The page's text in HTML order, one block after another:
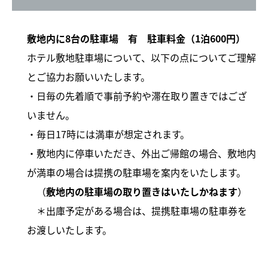
敷地内に8台の駐車場 有 駐車料金（1泊600円）
ホテル敷地駐車場について、以下の点についてご理解
とご協力お願いいたします。
・日毎の先着順で事前予約や滞在取り置きではござ
いません。
・毎日17時には満車が想定されます。
・敷地内に停車いただき、外出ご帰館の場合、敷地内
が満車の場合は提携の駐車場を案内をいたします。
（敷地内の駐車場の取り置きはいたしかねます）
＊出庫予定がある場合は、提携駐車場の駐車券を
お渡しいたします。